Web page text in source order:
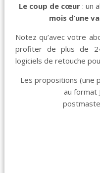
Le coup de cœur : un
mois d’une
Notez qu’avec votre
profiter de plus de
logiciels de retouche
Les propositions (une
au format